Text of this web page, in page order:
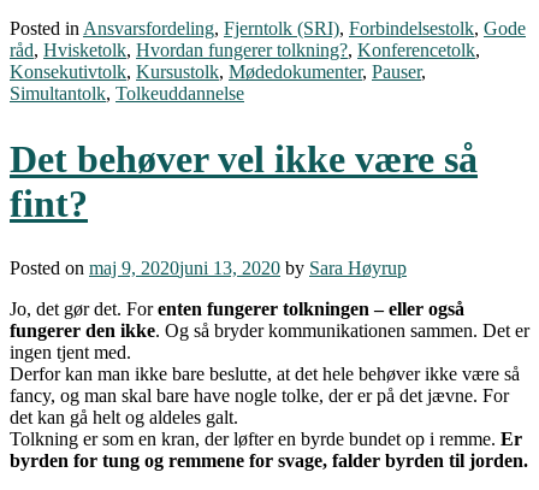
Posted in Ansvarsfordeling, Fjerntolk (SRI), Forbindelsestolk, Gode
råd, Hvisketolk, Hvordan fungerer tolkning?, Konferencetolk,
Konsekutivtolk, Kursustolk, Mødedokumenter, Pauser,
Simultantolk, Tolkeuddannelse
Det behøver vel ikke være så
fint?
Posted on maj 9, 2020juni 13, 2020 by Sara Høyrup
Jo, det gør det. Forenten fungerer tolkningen – eller også
fungerer den ikke. Og så bryder kommunikationen sammen. Det er
ingen tjent med.
Derfor kan man ikke bare beslutte, at det hele behøver ikke være så
fancy, og man skal bare have nogle tolke, der er på det jævne. For
det kan gå helt og aldeles galt.
Tolkning er som en kran, der løfter en byrde bundet op i remme. Er
byrden for tung og remmene for svage, falder byrden til jorden.